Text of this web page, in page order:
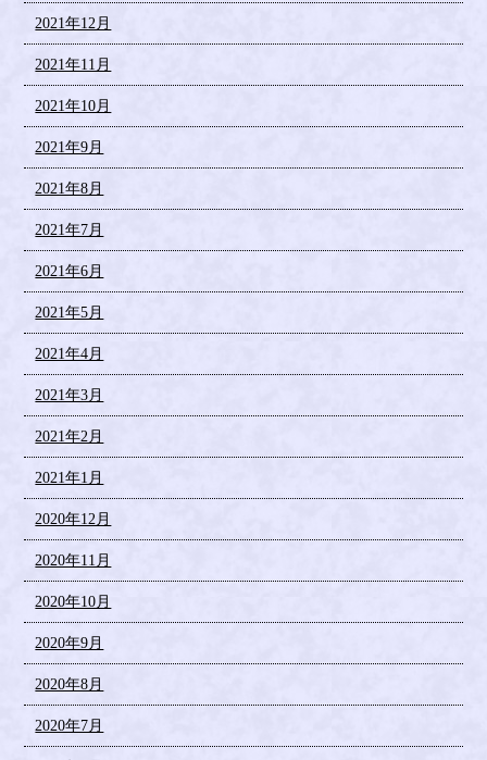
2021年12月
2021年11月
2021年10月
2021年9月
2021年8月
2021年7月
2021年6月
2021年5月
2021年4月
2021年3月
2021年2月
2021年1月
2020年12月
2020年11月
2020年10月
2020年9月
2020年8月
2020年7月